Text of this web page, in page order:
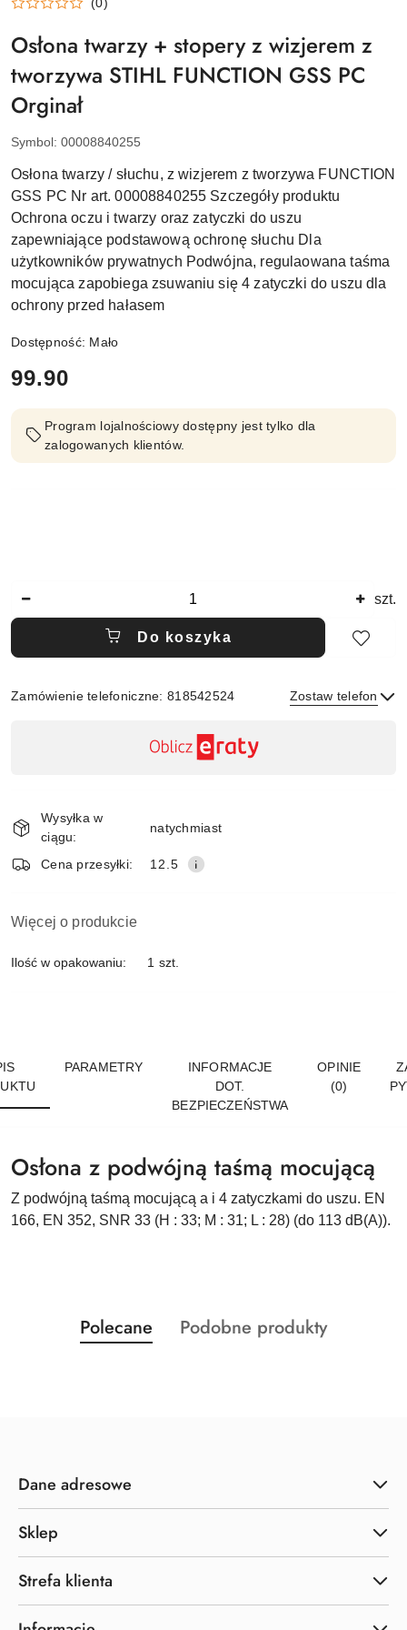
(0)
Osłona twarzy + stopery z wizjerem z
tworzywa STIHL FUNCTION GSS PC
Orginał
Symbol: 00008840255
Osłona twarzy / słuchu, z wizjerem z tworzywa FUNCTION
GSS PC Nr art. 00008840255 Szczegóły produktu
Ochrona oczu i twarzy oraz zatyczki do uszu
zapewniające podstawową ochronę słuchu Dla
użytkowników prywatnych Podwójna, regulaowana taśma
mocująca zapobiega zsuwaniu się 4 zatyczki do uszu dla
ochrony przed hałasem
Dostępność: Mało
cena:
99.90
Program lojalnościowy dostępny jest tylko dla
zalogowanych klientów.
szt.
Do koszyka
Zamówienie telefoniczne: 818542524 Zostaw telefon
dostawa
Wysyłka w
ciągu:
natychmiast
Cena przesyłki: 12.5
Więcej o produkcie
Ilość w opakowaniu: 1 szt.
PARAMETRY
INFORMACJE
DOT.
BEZPIECZEŃSTWA
OPINIE
(0)
Osłona z podwójną taśmą mocującą
Z podwójną taśmą mocującą a i 4 zatyczkami do uszu. EN
166, EN 352, SNR 33 (H : 33; M : 31; L : 28) (do 113 dB(A)).
Pomiń karuzelę produktów
Produkty
o
Polecane
Produkty
Podobne produkty
Dane adresowe
Sklep
Strefa klienta